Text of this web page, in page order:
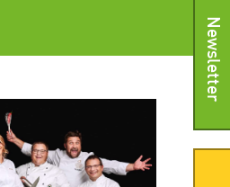
Newsletter